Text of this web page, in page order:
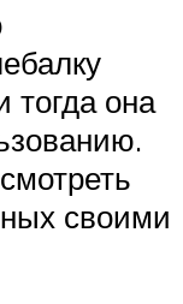
тогда она
своими